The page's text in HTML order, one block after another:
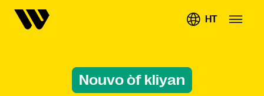
HT
Nouvo òf kliyan